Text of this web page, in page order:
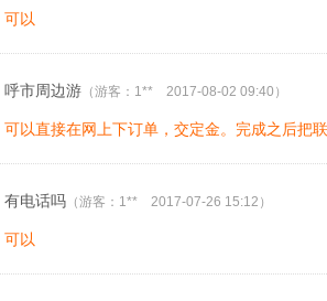
可以
呼市周边游 （游客：1** 2017-08-02 09:40）
可以直接在网上下订单，交定金。完成之后把
有电话吗 （游客：1** 2017-07-26 15:12）
可以